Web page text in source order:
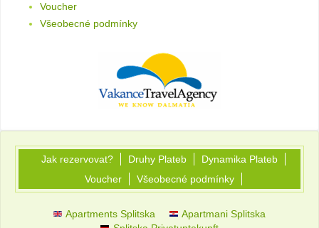
Voucher
Všeobecné podmínky
Jak rezervovat? Druhy Plateb
Dynamika Plateb
Voucher
Všeobecné podmínky
Apartments Splitska
Apartmani Splitska